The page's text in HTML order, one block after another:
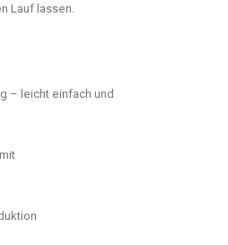
Lauf lassen.
– leicht einfach und